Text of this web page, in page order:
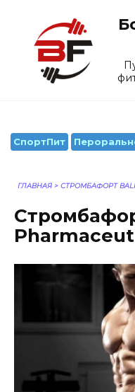
содержанию
СпортПит
ГЛАВНАЯ > СТРОМБАФОРТ